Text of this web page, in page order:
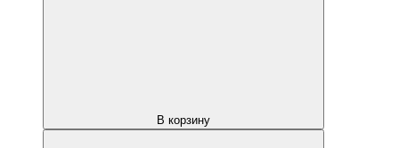
В корзину